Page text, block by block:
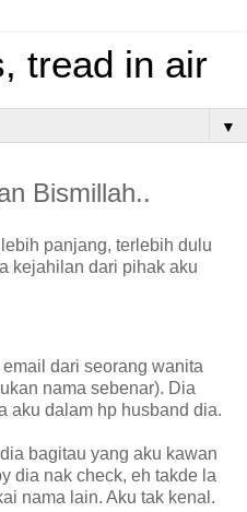
tread in air
▼
Bismillah..
panjang, terlebih dulu
kejahilan dari pihak aku
dari seorang wanita
nama sebenar). Dia
aku dalam hp husband dia.
bagitau yang aku kawan
dia nak check, eh takde la
nama lain. Aku tak kenal.